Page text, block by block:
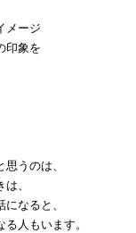
メージ
印象を
うのは、
、
なると、
人もいます。